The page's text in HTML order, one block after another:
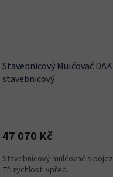
Stavebnicový Mulčovač
stavebnicový
47 070 Kč
Stavebnicový mulčovač s
Tři rychlosti vpřed.